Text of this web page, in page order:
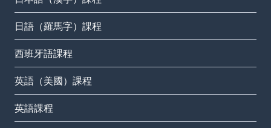
日語（羅馬字）課程
西班牙語課程
英語（美國）課程
英語課程